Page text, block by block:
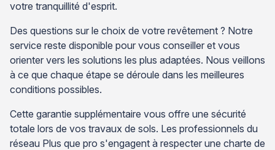
votre tranquillité d'esprit.
Des questions sur le choix de votre revêtement ? Notre
service reste disponible pour vous conseiller et vous
orienter vers les solutions les plus adaptées. Nous veillons
à ce que chaque étape se déroule dans les meilleures
conditions possibles.
Cette garantie supplémentaire vous offre une sécurité
totale lors de vos travaux de sols. Les professionnels du
réseau Plus que pro s'engagent à respecter une charte de